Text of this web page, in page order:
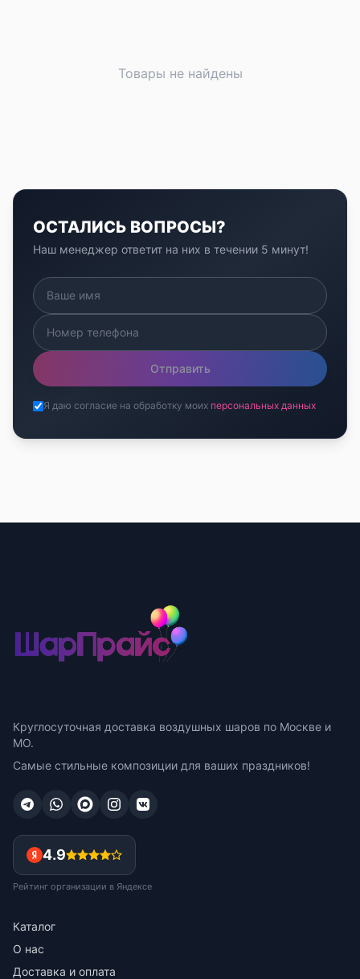
Товары не найдены
ОСТАЛИСЬ ВОПРОСЫ?
Наш менеджер ответит на них в течении 5 минут!
Отправить
Я даю согласие на обработку моих персональных данных
Круглосуточная доставка воздушных шаров по Москве и
МО.
Самые стильные композиции для ваших праздников!
4.9
Рейтинг организации в Яндексе
Каталог
О нас
Доставка и оплата